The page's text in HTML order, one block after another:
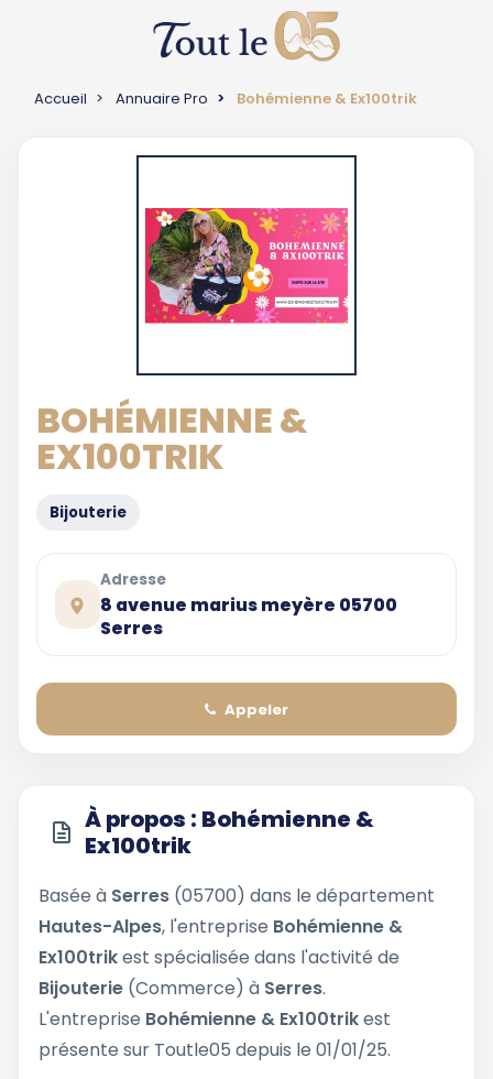
Accueil Annuaire Pro Bohémienne & Ex100trik
BOHÉMIENNE &
EX100TRIK
Bijouterie
Adresse
8 avenue marius meyère 05700
Serres
Appeler
À propos : Bohémienne &
Ex100trik
Basée à Serres (05700) dans le département
Hautes-Alpes, l'entreprise Bohémienne &
Ex100trikest spécialisée dans l'activité de
Bijouterie (Commerce) à Serres.
L'entreprise Bohémienne & Ex100trikest
présente sur Toutle05 depuis le 01/01/25.